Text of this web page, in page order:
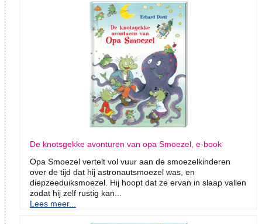
De knotsgekke avonturen van opa Smoezel, e-book
Opa Smoezel vertelt vol vuur aan de smoezelkinderen
over de tijd dat hij astronautsmoezel was, en
diepzeeduiksmoezel. Hij hoopt dat ze ervan in slaap vallen
zodat hij zelf rustig kan...
Lees meer...